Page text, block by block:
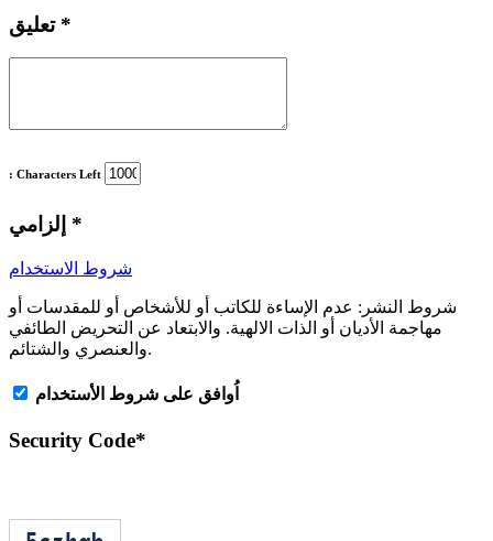
تعليق *
: Characters Left
*
شروط الاستخدام
شروط النشر: عدم الإساءة للكاتب أو للأشخاص أو للمقدسات أو
مهاجمة الأديان أو الذات الالهية. والابتعاد عن التحريض الطائفي
والعنصري والشتائم.
اُوافق على شروط الأستخدام
Security Code*